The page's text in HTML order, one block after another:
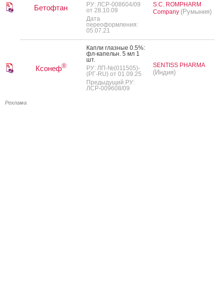
Бетофтан
РУ: ЛСР-008604/09
от 28.10.09
Дата
переоформления:
05.07.21
S.C. ROMPHARM
Company (Румыния)
Ксонеф®
Кап­ли глаз­ные 0.5%:
фл-ка­пельн. 5 мл 1
шт.
РУ: ЛП-№(011505)-
(РГ-RU) от 01.09.25
Предыдущий РУ:
ЛСР-009608/09
SENTISS PHARMA
(Индия)
Реклама